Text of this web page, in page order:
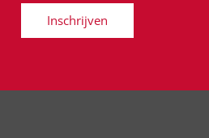
Inschrijven